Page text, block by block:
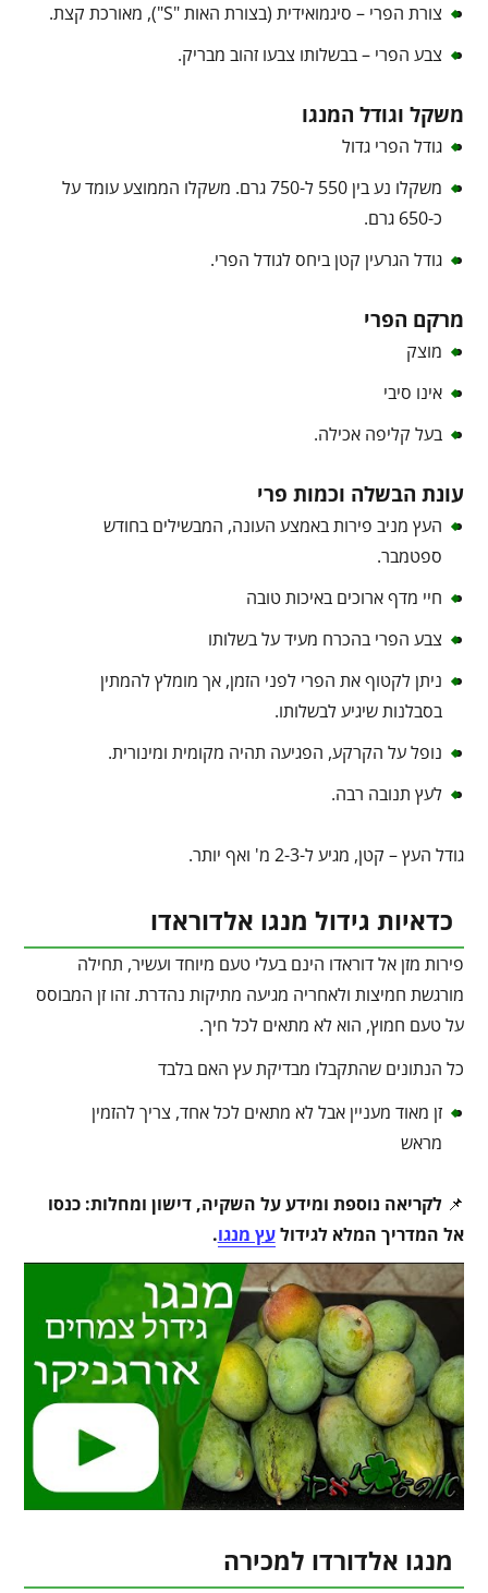
צורת הפרי – סיגמואידית (בצורת האות "S"), מאורכת קצת.
צבע הפרי – בבשלותו צבעו זהוב מבריק.
משקל וגודל המנגו
גודל הפרי גדול
משקלו נע בין 550 ל-750 גרם. משקלו הממוצע עומד על
כ-650 גרם.
גודל הגרעין קטן ביחס לגודל הפרי.
מרקם הפרי
מוצק
אינו סיבי
בעל קליפה אכילה.
עונת הבשלה וכמות פרי
העץ מניב פירות באמצע העונה, המבשילים בחודש
ספטמבר.
חיי מדף ארוכים באיכות טובה
צבע הפרי בהכרח מעיד על בשלותו
ניתן לקטוף את הפרי לפני הזמן, אך מומלץ להמתין
בסבלנות שיגיע לבשלותו.
נופל על הקרקע, הפגיעה תהיה מקומית ומינורית.
לעץ תנובה רבה.
גודל העץ – קטן, מגיע ל-2-3 מ' ואף יותר.
כדאיות גידול מנגו אלדוראדו
פירות מזן אל דוראדו הינם בעלי טעם מיוחד ועשיר, תחילה
מורגשת חמיצות ולאחריה מגיעה מתיקות נהדרת. זהו זן המבוסס
על טעם חמוץ, הוא לא מתאים לכל חיך.
כל הנתונים שהתקבלו מבדיקת עץ האם בלבד
זן מאוד מעניין אבל לא מתאים לכל אחד, צריך להזמין
מראש
📌לקריאה נוספת ומידע על השקיה, דישון ומחלות: כנסו
אל המדריך המלא לגידולעץ מנגו.
מנגו אלדורדו למכירה